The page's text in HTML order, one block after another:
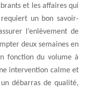
et les affaires qui
un bon savoir-
l’enlèvement de
deux semaines en
fonction du volume à
intervention calme et
débarras de qualité,